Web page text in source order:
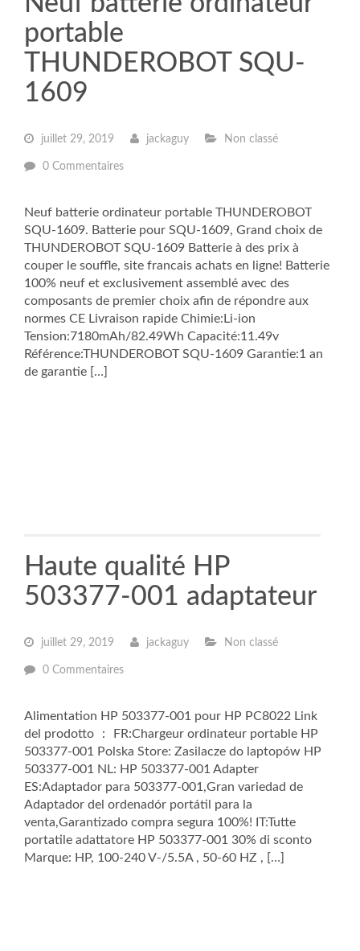
portable
THUNDEROBOT SQU-
1609
juillet 29, 2019 jackaguy Non classé
0 Commentaires
Neuf batterie ordinateur portable THUNDEROBOT
SQU-1609. Batterie pour SQU-1609, Grand choix de
THUNDEROBOT SQU-1609 Batterie à des prix à
couper le souffle, site francais achats en ligne! Batterie
100% neuf et exclusivement assemblé avec des
composants de premier choix afin de répondre aux
normes CE Livraison rapide Chimie:Li-ion
Tension:7180mAh/82.49Wh Capacité:11.49v
Référence:THUNDEROBOT SQU-1609 Garantie:1 an
de garantie […]
Haute qualité HP
503377-001 adaptateur
juillet 29, 2019 jackaguy Non classé
0 Commentaires
Alimentation HP 503377-001 pour HP PC8022 Link
del prodotto ： FR:Chargeur ordinateur portable HP
503377-001 Polska Store: Zasilacze do laptopów HP
503377-001 NL: HP 503377-001 Adapter
ES:Adaptador para 503377-001,Gran variedad de
Adaptador del ordenadór portátil para la
venta,Garantizado compra segura 100%! IT:Tutte
portatile adattatore HP 503377-001 30% di sconto
Marque: HP, 100-240 V-/5.5A , 50-60 HZ , […]